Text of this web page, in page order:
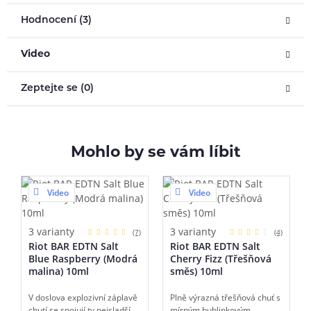
Hodnocení (3)
Video
Zeptejte se (0)
Mohlo by se vám líbit
Video
3 varianty (7)
Riot BAR EDTN Salt
Blue Raspberry (Modrá
malina) 10ml
V doslova explozivní záplavě
Video
3 varianty (4)
Riot BAR EDTN Salt
Cherry Fizz (Třešňová
směs) 10ml
Plně výrazná třešňová chuť s